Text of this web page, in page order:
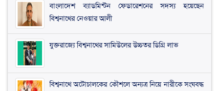
​বাংলাদেশ ব্যাডমিন্টন ফেডারেশনের সদস্য হয়েছেন
বিশ্বনাথের নেওয়ার আলী
যুক্তরাজ্যে বিশ্বনাথের সামিউলের উচ্চতর ডিগ্রি লাভ
বিশ্বনাথে অটোচালকের কৌশলে অন্যত্র নিয়ে নারীকে সংঘবদ্ধ